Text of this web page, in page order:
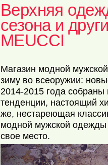
Верхняя
сезона и
MEUCCI
Магазин модной
зиму во всеоружии:
2014-2015 года собраны
тенденции, настоящий
же, нестареющая
модной мужской одежды
свое место.